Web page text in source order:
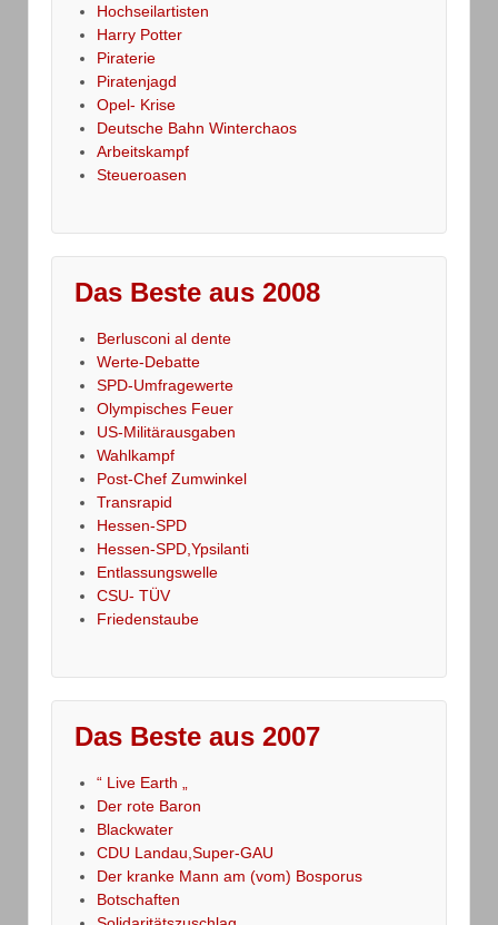
Hochseilartisten
Harry Potter
Piraterie
Piratenjagd
Opel- Krise
Deutsche Bahn Winterchaos
Arbeitskampf
Steueroasen
Das Beste aus 2008
Berlusconi al dente
Werte-Debatte
SPD-Umfragewerte
Olympisches Feuer
US-Militärausgaben
Wahlkampf
Post-Chef Zumwinkel
Transrapid
Hessen-SPD
Hessen-SPD,Ypsilanti
Entlassungswelle
CSU- TÜV
Friedenstaube
Das Beste aus 2007
“ Live Earth „
Der rote Baron
Blackwater
CDU Landau,Super-GAU
Der kranke Mann am (vom) Bosporus
Botschaften